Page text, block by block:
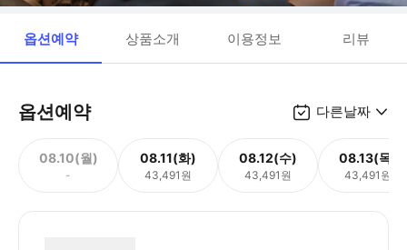
옵션예약 상품소개 이용정보 리뷰
옵션예약 다른날짜
08.10(월)
-
08.11(화)
43,491원
08.12(수)
43,491원
08.13(목)
43,491원